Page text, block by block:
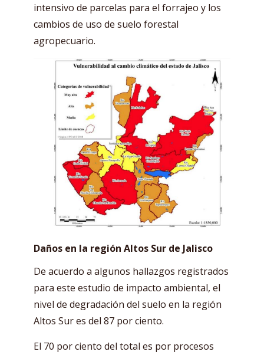
intensivo de parcelas para el forrajeo y los
cambios de uso de suelo forestal
agropecuario.
Daños en la región Altos Sur de Jalisco
De acuerdo a algunos hallazgos registrados
para este estudio de impacto ambiental, el
nivel de degradación del suelo en la región
Altos Sur es del 87 por ciento.
El 70 por ciento del total es por procesos